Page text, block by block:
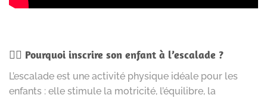
🧗‍♂️ Pourquoi inscrire son enfant à l’escalade ?
L’escalade est une activité physique idéale pour les
enfants : elle stimule la motricité, l’équilibre, la